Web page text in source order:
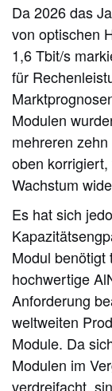
Da 2026 das
von optischen
1,6 Tbit/s
für
Modulen
mehreren
oben
Wachstum
Es hat sich
Modul benötigt
hochwertige
Anforderung
weltweiten
Module. Da
Modulen im
verdreifacht,